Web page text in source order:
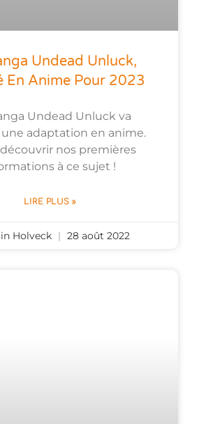
Undead Unluck,
En Anime Pour 2023
Undead Unluck va
adaptation en anime.
nos premières
à ce sujet !
LIRE PLUS »
Holveck 28 août 2022